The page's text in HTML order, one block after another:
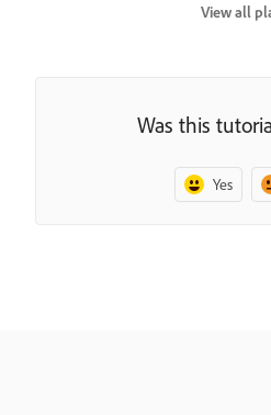
View all
Was this
Yes